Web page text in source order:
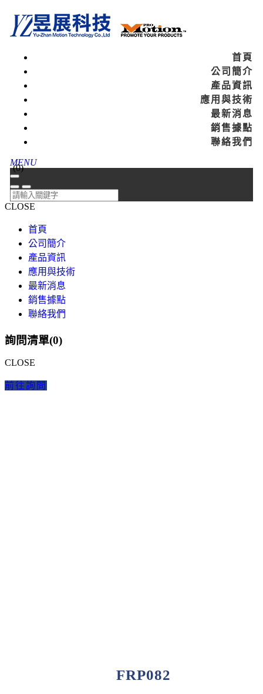
首頁
公司簡介
產品資訊
應用與技術
最新消息
銷售據點
聯絡我們
MENU
(0)
CLOSE
首頁
公司簡介
產品資訊
應用與技術
最新消息
銷售據點
聯絡我們
詢問清單(0)
CLOSE
前往詢問
FRP082